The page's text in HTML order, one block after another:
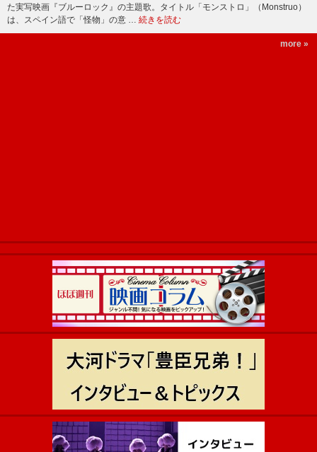
た実写映画『ブルーロック』の主題歌。タイトル「モンストロ」（Monstruo）
は、スペイン語で「怪物」の意 … 続きを読む
more »